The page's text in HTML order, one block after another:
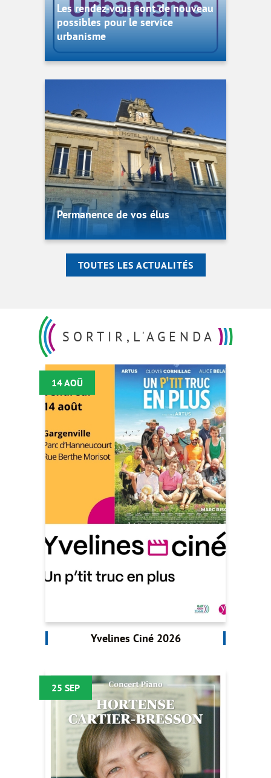
Les rendez-vous sont de nouveau
possibles pour le service
urbanisme
Permanence de vos élus
TOUTES LES ACTUALITÉS
SORTIR, L'AGENDA
14 AOÛ
Yvelines Ciné 2026
25 SEP